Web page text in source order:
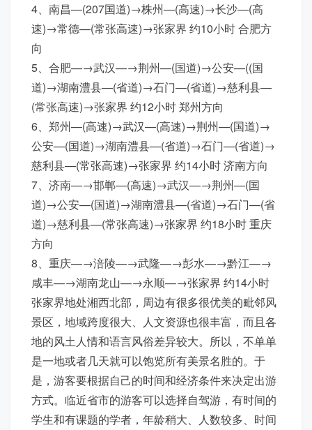
4、南昌—(207国道)→株州—(高速)→长沙—(高
速)→常德—(常张高速)→张家界 约10小时 合肥方
向
5、合肥—→武汉—→荆州—(国道)→公安—((国
道)→湖南澧县—(省道)→石门—(省道)→慈利县—
(常张高速)→张家界 约12小时 郑州方向
6、郑州—(高速)→武汉—(高速)→荆州—(国道)→
公安—(国道)→湖南澧县—(省道)→石门—(省道)→
慈利县—(常张高速)→张家界 约14小时 济南方向
7、济南—→邯郸—(高速)→武汉—→荆州—(国
道)→公安—(国道)→湖南澧县—(省道)→石门—(省
道)→慈利县—(常张高速)→张家界 约18小时 重庆
方向
8、重庆—→涪陵—→武隆—→彭水—→黔江—→
咸丰—→湖南龙山—→永顺—→张家界 约14小时
张家界地处湘西北部，周边有很多很优美的毗邻风
景区，地域跨度很大、人文资源也很丰富，而且各
地的风土人情和语言风俗差异较大。所以，不单单
是一地或者几天就可以饱览所有美景名胜的。于
是，游客要根据自己的时间和经济条件来决定出游
方式。临近省市的游客可以选择自驾游，有时间的
学生和有课题的学者，年龄稍大、人数较多、时间